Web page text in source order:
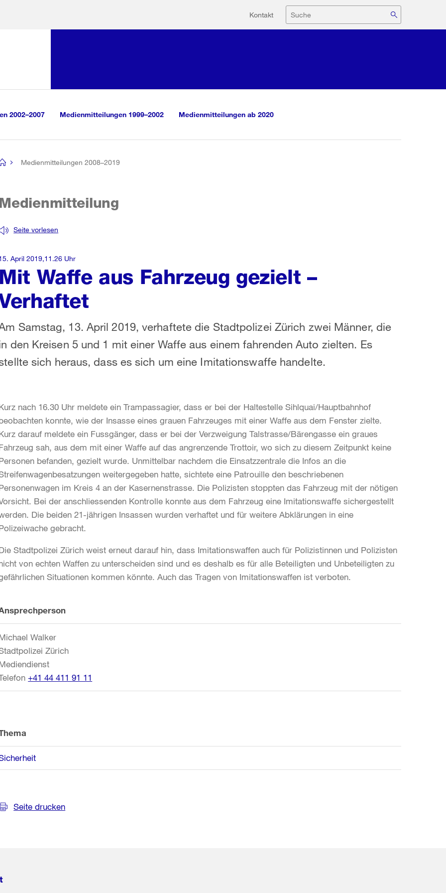
Hilfsnavigation
Kontakt Suche
2002–2007 Medienmitteilungen 1999–2002 Medienmitteilungen ab 2020
Medienmitteilungen 2008–2019
Mit Waffe aus Fahrzeug gezielt –
Seite vorlesen
Samstag, 13. April 2019, verhaftete die Stadtpolizei Zürich zwei Männer, die
den Kreisen 5 und 1 mit einer Waffe aus einem fahrenden Auto zielten. Es
sich heraus, dass es sich um eine Imitationswaffe handelte.
April 2019,11.26 Uhr
nach 16.30 Uhr meldete ein Trampassagier, dass er bei der Haltestelle Sihlquai/Hauptbahnhof
konnte, wie der Insasse eines grauen Fahrzeuges mit einer Waffe aus dem Fenster zielte.
darauf meldete ein Fussgänger, dass er bei der Verzweigung Talstrasse/Bärengasse ein graues
sah, aus dem mit einer Waffe auf das angrenzende Trottoir, wo sich zu diesem Zeitpunkt keine
befanden, gezielt wurde. Unmittelbar nachdem die Einsatzzentrale die Infos an die
weitergegeben hatte, sichtete eine Patrouille den beschriebenen
im Kreis 4 an der Kasernenstrasse. Die Polizisten stoppten das Fahrzeug mit der nötigen
Bei der anschliessenden Kontrolle konnte aus dem Fahrzeug eine Imitationswaffe sichergestellt
Die beiden 21-jährigen Insassen wurden verhaftet und für weitere Abklärungen in eine
gebracht.
Stadtpolizei Zürich weist erneut darauf hin, dass Imitationswaffen auch für Polizistinnen und Polizisten
von echten Waffen zu unterscheiden sind und es deshalb es für alle Beteiligten und Unbeteiligten zu
Situationen kommen könnte. Auch das Tragen von Imitationswaffen ist verboten.
Walker
Zürich
+41 44 411 91 11
Seite drucken